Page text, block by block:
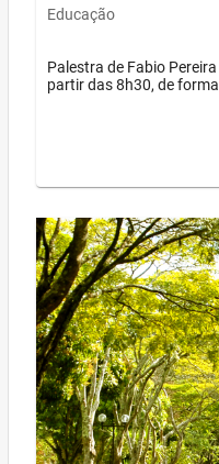
Educação
Palestra de Fabio
partir das 8h30, de